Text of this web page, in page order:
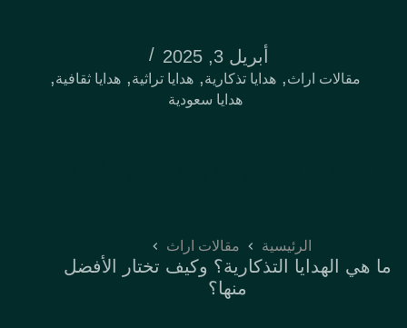
أبريل 3, 2025
مقالات اراث,هدايا تذكارية,هدايا تراثية,هدايا ثقافية,
هدايا سعودية
الرئيسية مقالات اراث
ما هي الهدايا التذكارية؟ وكيف تختار الأفضل
منها؟